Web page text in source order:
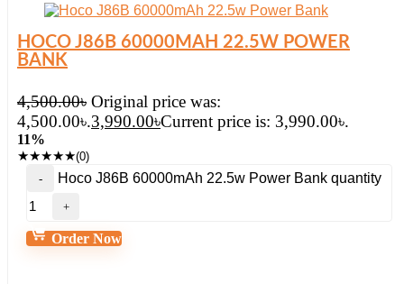
HOCO J86B 60000MAH 22.5W POWER
BANK
4,500.00৳ Original price was:
4,500.00৳.3,990.00৳Current price is: 3,990.00৳.
11%
★★★★★(0)
Hoco J86B 60000mAh 22.5w Power Bank quantity
Order Now